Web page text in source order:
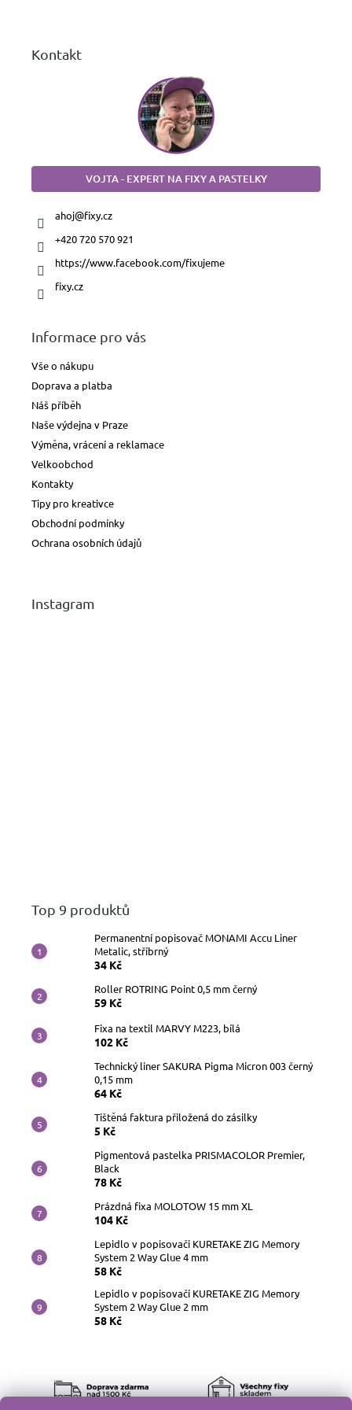
Kontakt
VOJTA - EXPERT NA FIXY A PASTELKY
ahoj@fixy.cz
+420 720 570 921
https://www.facebook.com/fixujeme
fixy.cz
Informace pro vás
Vše o nákupu
Doprava a platba
Náš příběh
Naše výdejna v Praze
Výměna, vrácení a reklamace
Velkoobchod
Kontakty
Tipy pro kreativce
Obchodní podmínky
Ochrana osobních údajů
Instagram
Top 9 produktů
Permanentní popisovač MONAMI Accu Liner
Metalic, stříbrný
34 Kč
Roller ROTRING Point 0,5 mm černý
59 Kč
Fixa na textil MARVY M223, bílá
102 Kč
Technický liner SAKURA Pigma Micron 003 černý
0,15 mm
64 Kč
Tištěná faktura přiložená do zásilky
5 Kč
Pigmentová pastelka PRISMACOLOR Premier,
Black
78 Kč
Prázdná fixa MOLOTOW 15 mm XL
104 Kč
Lepidlo v popisovači KURETAKE ZIG Memory
System 2 Way Glue 4 mm
58 Kč
Lepidlo v popisovači KURETAKE ZIG Memory
System 2 Way Glue 2 mm
58 Kč